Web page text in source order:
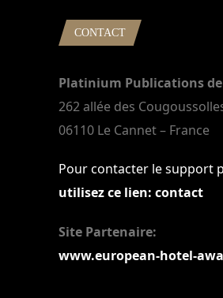
CONTACT
Platinium Publications de
262 allée des
06110 Le Cannet – France
Pour contacter le support
utilisez ce lien: contact
Site Partenaire:
www.european-hotel-